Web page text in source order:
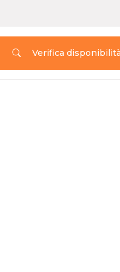
Verifica disponibilità